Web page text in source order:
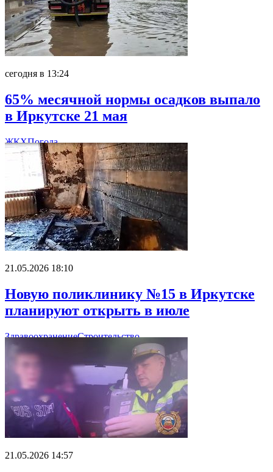
сегодня в 13:24
65% месячной нормы осадков выпало
в Иркутске 21 мая
ЖКХПогода
21.05.2026 18:10
Новую поликлинику №15 в Иркутске
планируют открыть в июле
ЗдравоохранениеСтроительство
21.05.2026 14:57